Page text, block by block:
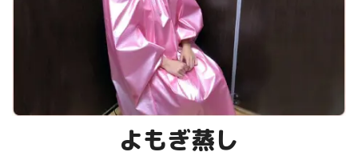
よもぎ蒸し